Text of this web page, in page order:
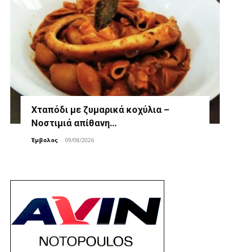
Χταπόδι με ζυμαρικά κοχύλια –
Νοστιμιά απίθανη…
Έμβολος - 09/08/2026